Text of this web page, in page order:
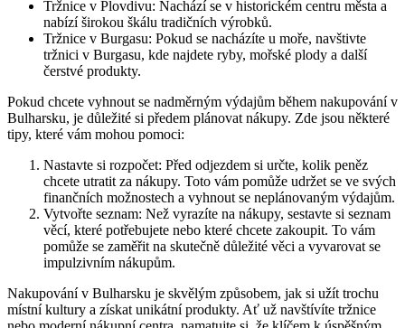
Tržnice v Plovdivu: Nachází se v historickém centru města a
nabízí širokou škálu tradičních výrobků.
Tržnice v Burgasu: Pokud se nacházíte u moře, navštivte
tržnici v Burgasu, kde najdete ryby, mořské plody a další
čerstvé produkty.
Pokud chcete vyhnout se nadměrným výdajům během nakupování v
Bulharsku, je důležité si předem plánovat nákupy. Zde jsou některé
tipy, které vám mohou pomoci:
Nastavte si rozpočet: Před odjezdem si určte, kolik peněz
chcete utratit za nákupy. Toto vám pomůže udržet se ve svých
finančních možnostech a vyhnout se neplánovaným výdajům.
Vytvořte seznam: Než vyrazíte na nákupy, sestavte si seznam
věcí, které potřebujete nebo které chcete zakoupit. To vám
pomůže se zaměřit na skutečně důležité věci a vyvarovat se
impulzivním nákupům.
Nakupování v Bulharsku je skvělým způsobem, jak si užít trochu
místní kultury a získat unikátní produkty. Ať už navštívíte tržnice